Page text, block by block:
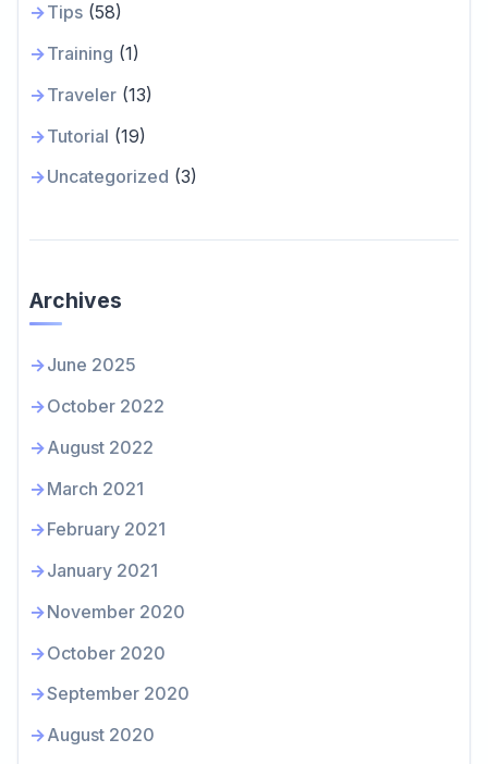
Tips(58)
Training (1)
Traveler(13)
Tutorial (19)
Uncategorized (3)
Archives
June 2025
October 2022
August 2022
March 2021
February 2021
January 2021
November 2020
October 2020
September 2020
August 2020